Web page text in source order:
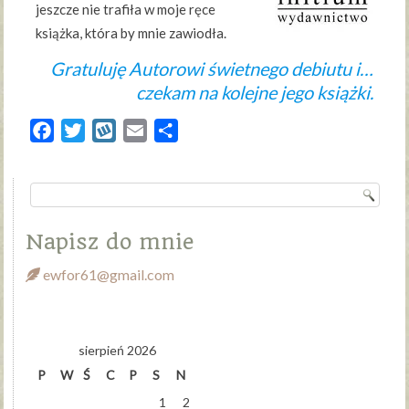
jeszcze nie trafiła w moje ręce
książka, która by mnie zawiodła.
Gratuluję Autorowi świetnego debiutu i…
czekam na kolejne jego książki.
FacebookTwitterWykopEmail
Napisz do mnie
ewfor61@gmail.com
sierpień 2026
P
W Ś C P S
N
1
2